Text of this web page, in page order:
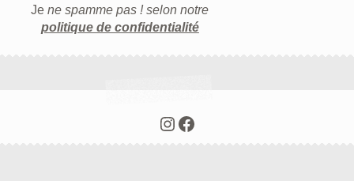
Je ne spamme pas ! selon notre
politique de confidentialité
Instagram
Facebook